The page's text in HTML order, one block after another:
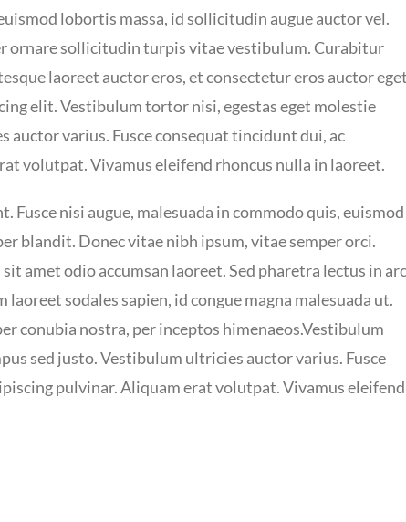
lobortis massa, id sollicitudin augue auctor vel.
ornare sollicitudin turpis vitae vestibulum. Curabitur
laoreet auctor eros, et consectetur eros auctor
elit. Vestibulum tortor nisi, egestas eget molestie
varius. Fusce consequat tincidunt dui, ac
volutpat. Vivamus eleifend rhoncus nulla in laoreet.
nisi augue, malesuada in commodo quis, euismod
blandit. Donec vitae nibh ipsum, vitae semper orci.
amet odio accumsan laoreet. Sed pharetra lectus in
sodales sapien, id congue magna malesuada ut.
conubia nostra, per inceptos himenaeos.Vestibulum
sed justo. Vestibulum ultricies auctor varius. Fusce
pulvinar. Aliquam erat volutpat. Vivamus eleifend